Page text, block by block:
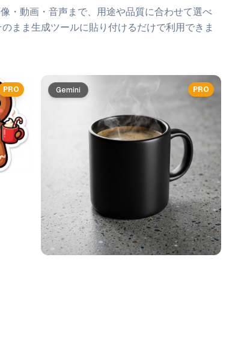
・動画・音声まで、用途や品質に合わせて選べ
まま生成ツールに貼り付けるだけで利用できま
PRO PRO
Gemini